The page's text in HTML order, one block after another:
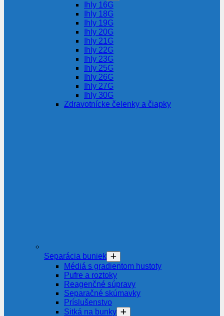
Ihly 16G
Ihly 18G
Ihly 19G
Ihly 20G
Ihly 21G
Ihly 22G
Ihly 23G
Ihly 25G
Ihly 26G
Ihly 27G
Ihly 30G
Zdravotnícke čelenky a čiapky
Separácia buniek
Médiá s gradientom hustoty
Pufre a roztoky
Reagenčné súpravy
Separačné skúmavky
Príslušenstvo
Sitká na bunky